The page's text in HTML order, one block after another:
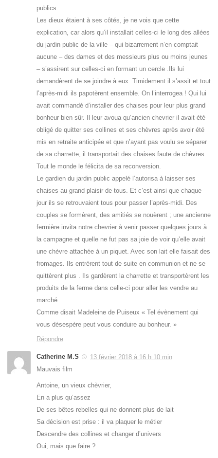
publics.
Les dieux étaient à ses côtés, je ne vois que cette
explication, car alors qu’il installait celles-ci le long des allées
du jardin public de la ville – qui bizarrement n’en comptait
aucune – des dames et des messieurs plus ou moins jeunes
– s’assirent sur celles-ci en formant un cercle .Ils lui
demandèrent de se joindre à eux. Timidement il s’assit et tout
l’après-midi ils papotèrent ensemble. On l’interrogea ! Qui lui
avait commandé d’installer des chaises pour leur plus grand
bonheur bien sûr. Il leur avoua qu’ancien chevrier il avait été
obligé de quitter ses collines et ses chèvres après avoir été
mis en retraite anticipée et que n’ayant pas voulu se séparer
de sa charrette, il transportait des chaises faute de chèvres.
Tout le monde le félicita de sa reconversion.
Le gardien du jardin public appelé l’autorisa à laisser ses
chaises au grand plaisir de tous. Et c’est ainsi que chaque
jour ils se retrouvaient tous pour passer l’après-midi. Des
couples se formèrent, des amitiés se nouèrent ; une ancienne
fermière invita notre chevrier à venir passer quelques jours à
la campagne et quelle ne fut pas sa joie de voir qu’elle avait
une chèvre attachée à un piquet. Avec son lait elle faisait des
fromages. Ils entrèrent tout de suite en communion et ne se
quittèrent plus . Ils gardèrent la charrette et transportèrent les
produits de la ferme dans celle-ci pour aller les vendre au
marché.
Comme disait Madeleine de Puiseux « Tel évènement qui
vous désespère peut vous conduire au bonheur. »
Répondre
Catherine M.S
13 février 2018 à 16 h 10 min
Mauvais film
Antoine, un vieux chèvrier,
En a plus qu’assez
De ses bêtes rebelles qui ne donnent plus de lait
Sa décision est prise : il va plaquer le métier
Descendre des collines et changer d’univers
Oui, mais que faire ?